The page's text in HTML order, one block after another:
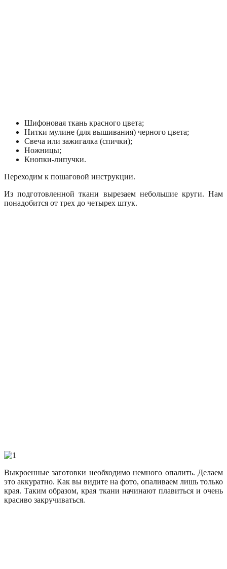
Шифоновая ткань красного цвета;
Нитки мулине (для вышивания) черного цвета;
Свеча или зажигалка (спички);
Ножницы;
Кнопки-липучки.
Переходим к пошаговой инструкции.
Из подготовленной ткани вырезаем небольшие круги. Нам
понадобится от трех до четырех штук.
Выкроенные заготовки необходимо немного опалить. Делаем
это аккуратно. Как вы видите на фото, опаливаем лишь только
края. Таким образом, края ткани начинают плавиться и очень
красиво закручиваться.